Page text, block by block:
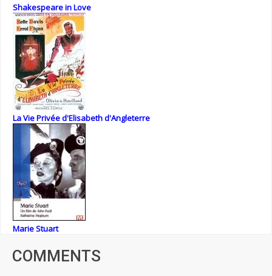
Shakespeare in Love
La Vie Privée d'Elisabeth d'Angleterre
Marie Stuart
COMMENTS